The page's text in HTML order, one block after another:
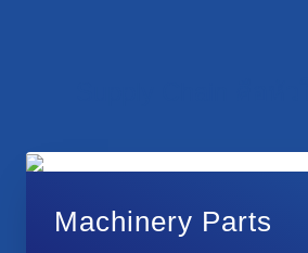
Machinery Parts